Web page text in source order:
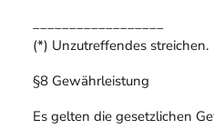
(*) Unzutreffendes streichen.
§8 Gewährleistung
Es gelten die gesetzlichen